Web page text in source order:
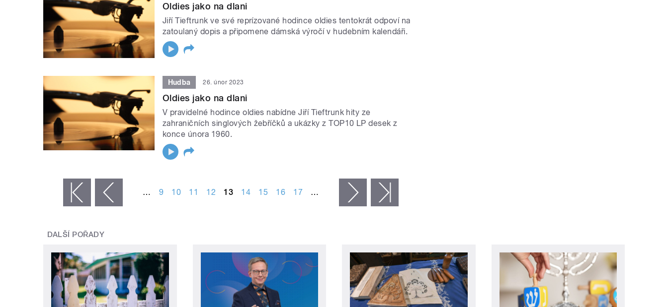
Oldies jako na dlani
Jiří Tieftrunk ve své reprízované hodince oldies tentokrát odpoví na
zatoulaný dopis a připomene dámská výročí v hudebním kalendáři.
Hudba 26. únor 2023
Oldies jako na dlani
V pravidelné hodince oldies nabídne Jiří Tieftrunk hity ze
zahraničních singlových žebříčků a ukázky z TOP10 LP desek z
konce února 1960.
‹ předchozí … 9 10 11 12 13 14 15 16 17 … následující ›
DALŠÍ POŘADY